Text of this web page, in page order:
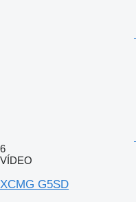
6
VÍDEO
XCMG G5SD